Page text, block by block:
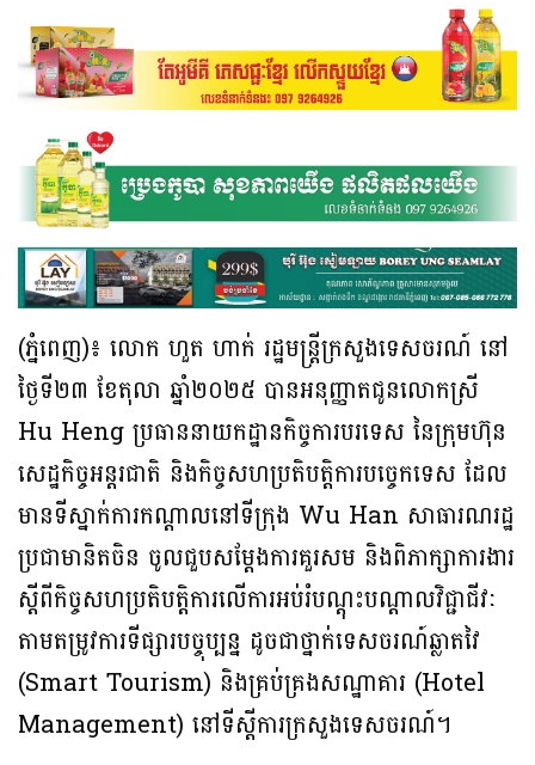
(ភ្នំពេញ)៖ លោក ហួត ហាក់ រដ្ឋមន្រ្តីក្រសួងទេសចរណ៍ នៅ
ថ្ងៃទី២៣ ខែតុលា ឆ្នាំ២០២៥ បានអនុញ្ញាតជូនលោកស្រី
Hu Heng ប្រធាននាយកដ្ឋានកិច្ចការបរទេស នៃក្រុមហ៊ុន
សេដ្ឋកិច្ចអន្តរជាតិ និងកិច្ចសហប្រតិបត្តិការបច្ចេកទេស ដែល
មានទីស្នាក់ការកណ្តាលនៅទីក្រុង Wu Han សាធារណរដ្ឋ
ប្រជាមានិតចិន ចូលជួបសម្តែងការគួរសម និងពិភាក្សាការងារ
ស្តីពីកិច្ចសហប្រតិបត្តិការលើការអប់រំបណ្តុះបណ្តាលវិជ្ជាជីវៈ
តាមតម្រូវការទីផ្សារបច្ចុប្បន្ន ដូចជាថ្នាក់ទេសចរណ៍ឆ្លាតវៃ
(Smart Tourism) និងគ្រប់គ្រងសណ្ឋាគារ (Hotel
Management) នៅទីស្តីការក្រសួងទេសចរណ៍។